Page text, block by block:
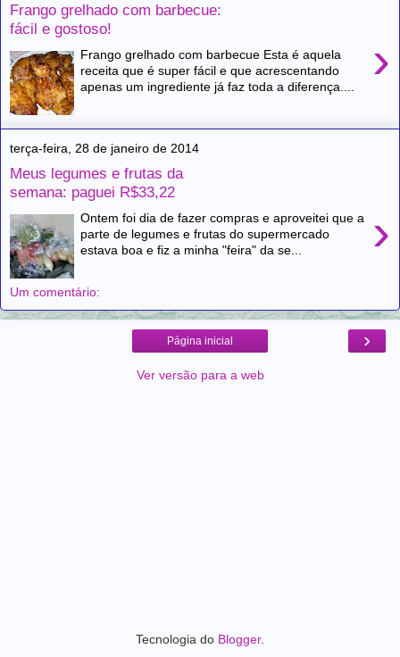
Frango grelhado com barbecue:
fácil e gostoso!
›
Frango grelhado com barbecue Esta é aquela
receita que é super fácil e que acrescentando
apenas um ingrediente já faz toda a diferença....
terça-feira, 28 de janeiro de 2014
Meus legumes e frutas da
semana: paguei R$33,22
›
Ontem foi dia de fazer compras e aproveitei que a
parte de legumes e frutas do supermercado
estava boa e fiz a minha "feira" da se...
Um comentário:
›
Página inicial
Ver versão para a web
Tecnologia do Blogger.